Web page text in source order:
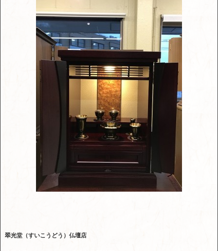
翠光堂（すいこうどう）仏壇店